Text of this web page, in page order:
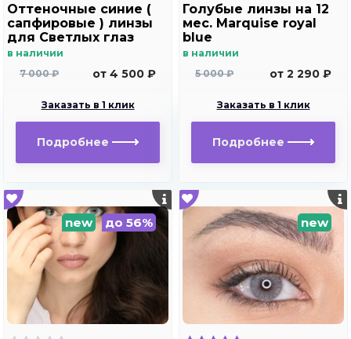
Оттеночные синие (
сапфировые ) линзы
для Светлых глаз
Marquise Solo dark
в наличии
7 000 ₽
от 4 500 ₽
Заказать в 1 клик
Подробнее
Голубые линзы на 12
мес. Marquise royal
blue
в наличии
5 000 ₽
от 2 290 ₽
Заказать в 1 клик
Подробнее
new до 56% new